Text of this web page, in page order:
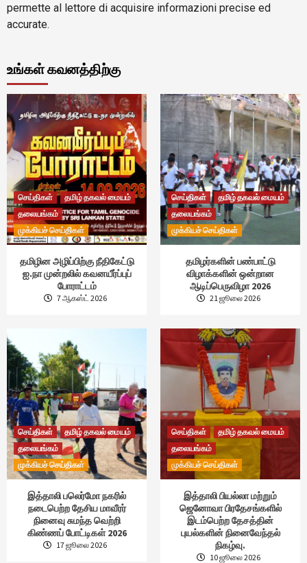
permette al lettore di acquisire informazioni precise ed
accurate.
உங்கள் கவனத்திற்கு
செய்திகள்
தமிழ் தகவல் மையம்
தலையங்கம்
முக்கியச் செய்திகள்
தமிழின அழிப்பிற்கு நீதிகேட்டு
ஐ.நா முன்றலில் கவனயீர்ப்புப்
போராட்டம்
7 ஆகஸ்ட் 2026
செய்திகள்
தமிழ் தகவல் மையம்
தலையங்கம்
முக்கியச் செய்திகள்
தமிழர்களின் பண்பாட்டு
விழாக்களின் ஒன்றான
ஆடிப்பெருவிழா 2026
21 ஜூலை 2026
செய்திகள்
தமிழ் தகவல் மையம்
தலையங்கம்
முக்கியச் செய்திகள்
இத்தாலி பலெர்மோ நகரில்
நடைபெற்ற தேசிய மாவீரர்
நினைவு சுமந்த வெற்றி
கிண்ணப் போட்டிகள் 2026
17 ஜூலை 2026
செய்திகள்
தமிழ் தகவல் மையம்
தலையங்கம்
முக்கியச் செய்திகள்
இத்தாலி பியல்லா மற்றும்
ஜெனோவா பிரதேசங்களில்
இடம்பெற்ற தேசத்தின்
புயல்களின் நினைவேந்தல்
நிகழ்வு.
10 ஜூலை 2026